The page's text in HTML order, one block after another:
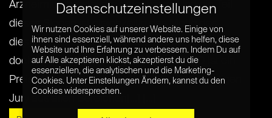
Arzneimittelherstellers ratiopharm. Und ein Teil
dieses Slogan ist gleichzeitig das Motto des
diesjährigen 99FIRE-FILMS-AWARD – „Da gibt’s
doch was …“. Der 99FIRE-FILMS-AWARD ist ein
Preis, der einmal im Jahr von einer fachkundigen
Jury aus allen Bereichen[...] [...]
Datenschutzeinstellungen
Wir nutzen Cookies auf unserer Website. Einige von
ihnen sind essenziell, während andere uns helfen, diese
Website und Ihre Erfahrung zu verbessern. Indem Du auf
auf Alle akzeptieren klickst, akzeptierst du die
essenziellen, die analytischen und die Marketing-
Cookies. Unter Einstellungen Ändern, kannst du den
Cookies widersprechen.